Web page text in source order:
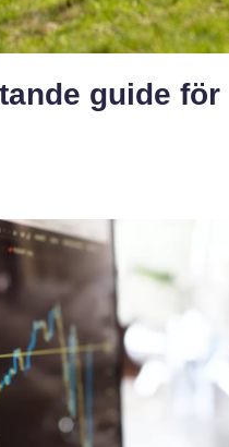
guide för